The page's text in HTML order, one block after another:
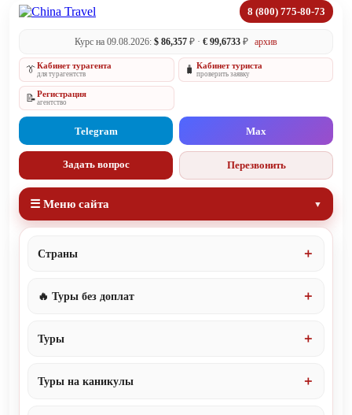
8 (800) 775-80-73
Курс на 09.08.2026: $ 86,357 ₽ · € 99,6733 ₽ архив
👔Кабинет турагента
для турагентств 🧳 Кабинет туриста
проверить заявку
📝Регистрация
агентство
Telegram Max
Задать вопрос Перезвонить
☰ Меню сайта
Страны
🔥 Туры без доплат
Туры
Туры на каникулы